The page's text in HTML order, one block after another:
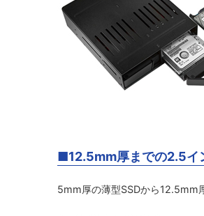
■12.5mm厚までの2.5イ
5mm厚の薄型SSDから12.5mm